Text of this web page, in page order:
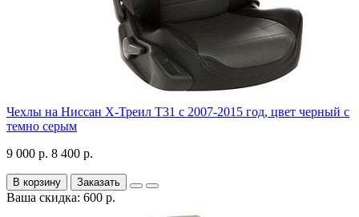
Чехлы на Ниссан Х-Треил Т31 с 2007-2015 год, цвет черный с
темно серым
9 000 р. 8 400 р.
В корзину Заказать
Ваша скидка: 600 р.